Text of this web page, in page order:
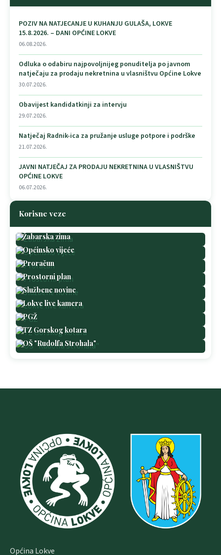
POZIV NA NATJECANJE U KUHANJU GULAŠA, LOKVE
15.8.2026. – DANI OPĆINE LOKVE
06.08.2026.
Odluka o odabiru najpovoljnijeg ponuditelja po javnom
natječaju za prodaju nekretnina u vlasništvu Općine Lokve
30.07.2026.
Obavijest kandidatkinji za intervju
29.07.2026.
Natječaj Radnik-ica za pružanje usluge potpore i podrške
21.07.2026.
JAVNI NATJEČAJ ZA PRODAJU NEKRETNINA U VLASNIŠTVU
OPĆINE LOKVE
06.07.2026.
Korisne veze
Žabarska zima
Općinsko vijeće
Proračun
Prostorni plan
Službene novine
Lokve live kamera
PGŽ
TZ Gorskog kotara
OŠ "Rudolfa Strohala"
Općina Lokve